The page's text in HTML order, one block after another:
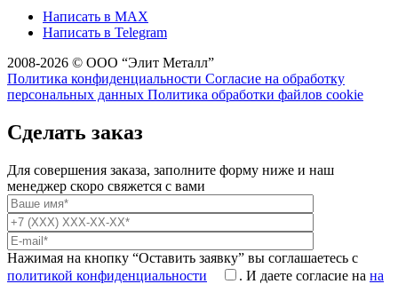
Написать в MAX
Написать в Telegram
2008-2026 © ООО “Элит Металл”
Политика конфиденциальности Согласие на обработку
персональных данных Политика обработки файлов cookie
Сделать заказ
Для совершения заказа, заполните форму ниже и наш
менеджер скоро свяжется с вами
Нажимая на кнопку “Оставить заявку” вы соглашаетесь с
политикой конфиденциальности
. И даете согласие на на